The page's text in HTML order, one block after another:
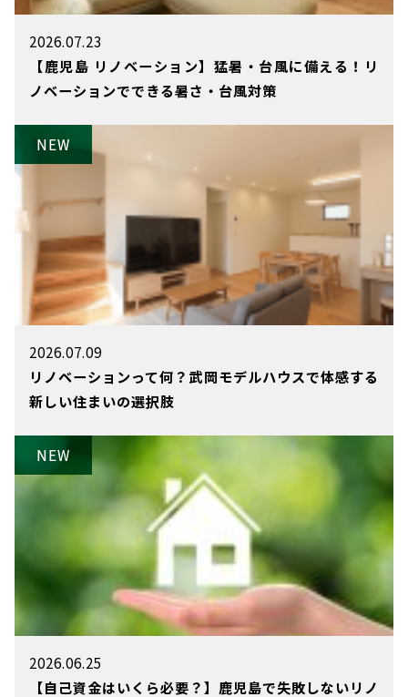
2026.07.23
【鹿児島 リノベーション】猛暑・台風に備える！リ
ノベーションでできる暑さ・台風対策
2026.07.09
リノベーションって何？武岡モデルハウスで体感する
新しい住まいの選択肢
2026.06.25
【自己資金はいくら必要？】鹿児島で失敗しないリノ